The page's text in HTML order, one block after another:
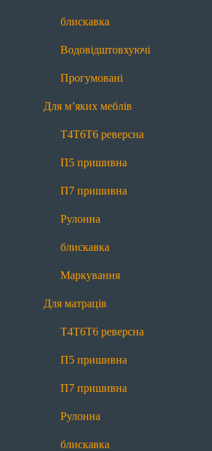
блискавка
Водовідштовхуючі
Прогумовані
Для м’яких меблів
Т4Т6Т6 реверсна
П5 пришивна
П7 пришивна
Рулонна
блискавка
Маркування
Для матраців
Т4Т6Т6 реверсна
П5 пришивна
П7 пришивна
Рулонна
блискавка
блискавка
Т6 реверсна П5 пришивна
Рулонна блискавка
Т6 реверсна
Рулонна блискавка
білизни
Т6 реверсна П7 пришивна
блискавка